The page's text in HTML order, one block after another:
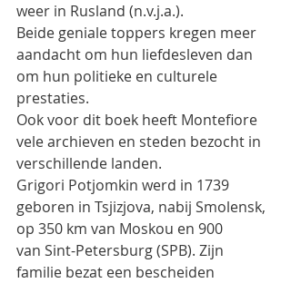
weer in Rusland (n.v.j.a.).
Beide geniale toppers kregen meer
aandacht om hun liefdesleven dan
om hun politieke en culturele
prestaties.
Ook voor dit boek heeft Montefiore
vele archieven en steden bezocht in
verschillende landen.
Grigori Potjomkin werd in 1739
geboren in Tsjizjova, nabij Smolensk,
op 350 km van Moskou en 900
van Sint-Petersburg (SPB). Zijn
familie bezat een bescheiden